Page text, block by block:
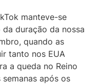
manteve-se
duração da nossa
quando as
tanto nos EUA
a queda no Reino
após os